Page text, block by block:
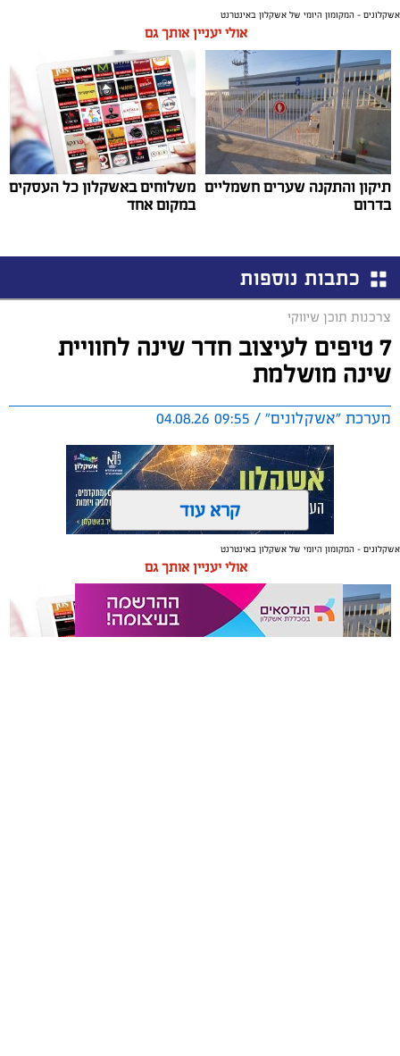
אשקלונים - המקומון היומי של אשקלון באינטרנט
אולי יעניין אותך גם
תיקון והתקנה שערים חשמליים
בדרום
משלוחים באשקלון כל העסקים
במקום אחד
כתבות נוספות
צרכנות תוכן שיווקי
7 טיפים לעיצוב חדר שינה לחוויית
שינה מושלמת
מערכת "אשקלונים" / 09:55 04.08.26
תגים:טקסטיל חדר שינה, שינה
תכנון נכון של חדר השינה משפיע באופן ישיר על איכות
המנוחה, על רמות האנרגיה בבוקר ועל התחושה הכללית
קרא עוד
אשקלונים - המקומון היומי של אשקלון באינטרנט
אולי יעניין אותך גם